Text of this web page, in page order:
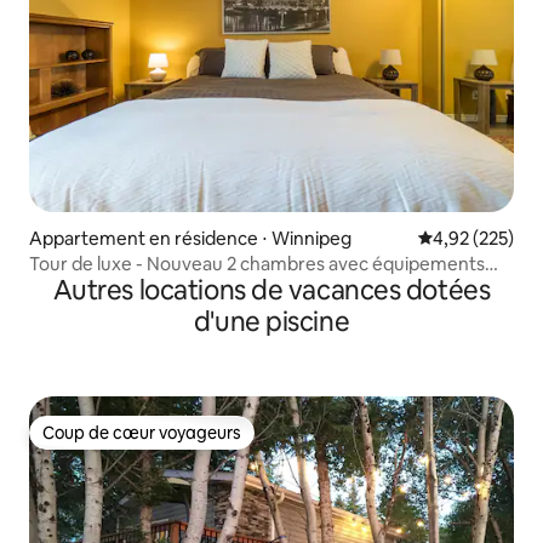
Appartement en résidence ⋅ Winnipeg Évaluation
4,92 (225)
Tour de luxe - Nouveau 2 chambres avec équipements
gratuits
Autres locations de vacances dotées
d'une piscine
Coup de cœur voyageurs
Coup de cœur voyageurs